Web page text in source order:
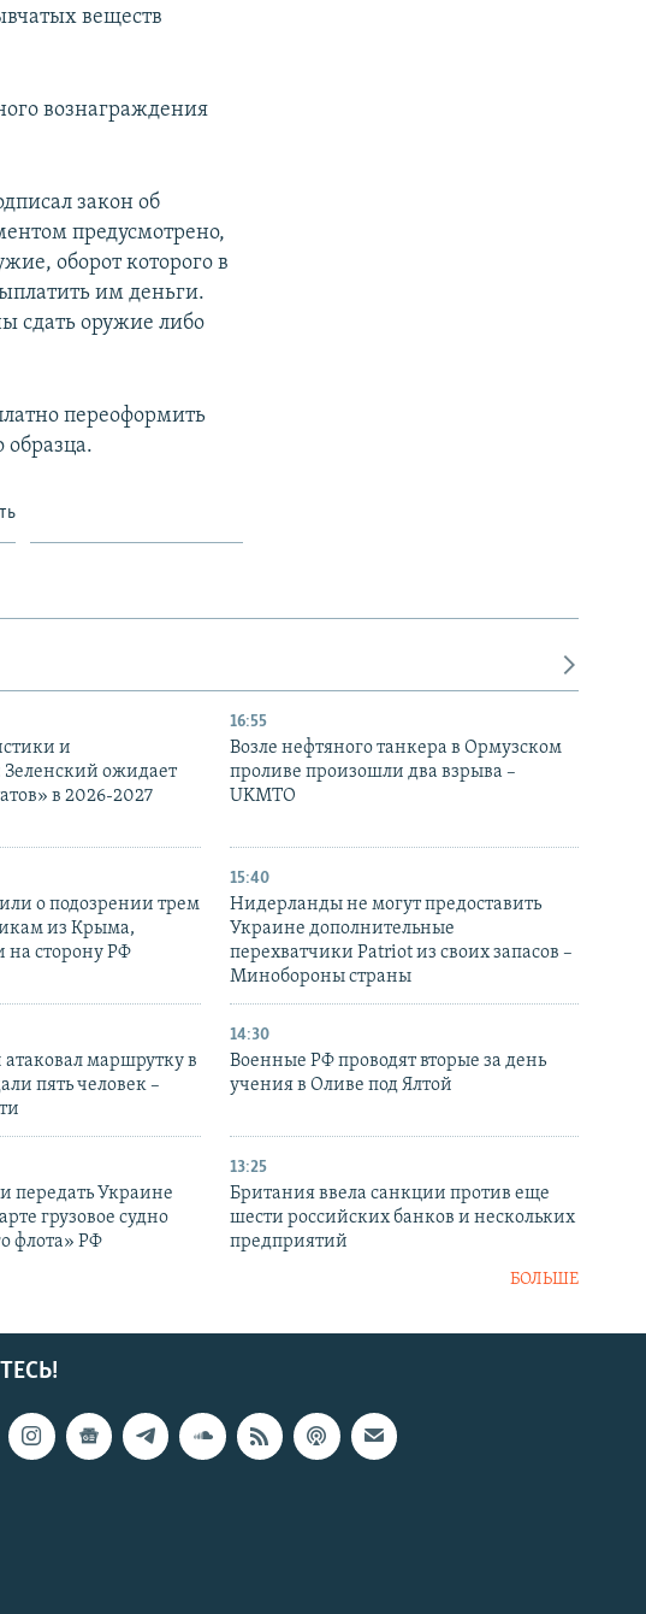
веществ
вознаграждения
закон об
предусмотрено,
оборот которого в
им деньги.
сдать оружие либо
переоформить
и
Зеленский ожидает
в 2026-2027
16:55
Возле нефтяного танкера в Ормузском
проливе произошли два взрыва –
UKMTO
о подозрении трем
из Крыма,
на сторону РФ
15:40
Нидерланды не могут предоставить
Украине дополнительные
перехватчики Patriot из своих запасов –
Минобороны страны
маршрутку в
пять человек –
14:30
Военные РФ проводят вторые за день
учения в Оливе под Ялтой
передать Украине
грузовое судно
флота» РФ
13:25
Британия ввела санкции против еще
шести российских банков и нескольких
предприятий
БОЛЬШЕ